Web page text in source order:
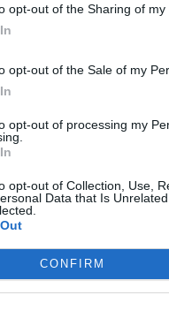
opt-out of the Sharing of my
opt-out of the Sale of my
opt-out of processing my
opt-out of Collection, Use,
Data that Is
CONFIRM
όλα τα